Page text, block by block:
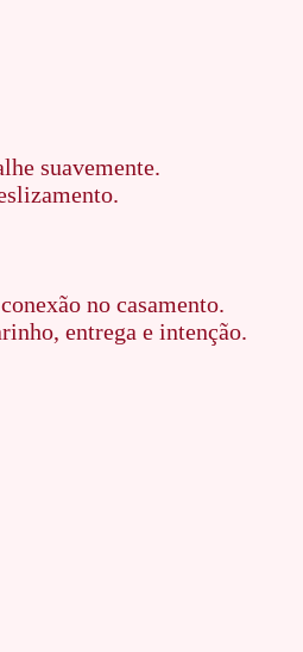
suavemente.
no casamento.
entrega e intenção.